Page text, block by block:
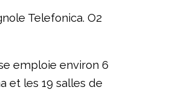
Telefonica. O2
emploie environ 6
et les 19 salles de